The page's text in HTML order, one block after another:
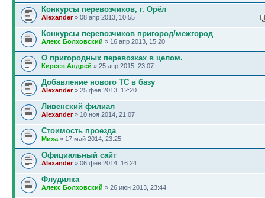
Конкурсы перевозчиков, г. Орёл
Alexander» 08 апр 2013, 10:55
Конкурсы перевозчиков пригород/межгород
Алекс Болховский » 16 апр 2013, 15:20
О пригородных перевозках в целом.
Киреев Андрей » 25 апр 2015, 23:07
Добавление нового ТС в базу
Alexander» 25 фев 2013, 12:20
Ливенский филиал
Alexander» 10 ноя 2014, 21:07
Стоимость проезда
Миха » 17 май 2014, 23:25
Официальный сайт
Alexander» 06 фев 2014, 16:24
Флудилка
Алекс Болховский » 26 июн 2013, 23:44